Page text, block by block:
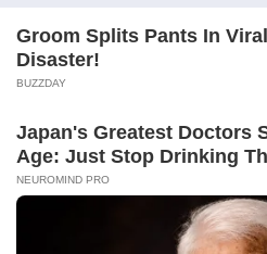
Lainnya
TNI
Promosi
Event
Kampusiana
Pariwisata